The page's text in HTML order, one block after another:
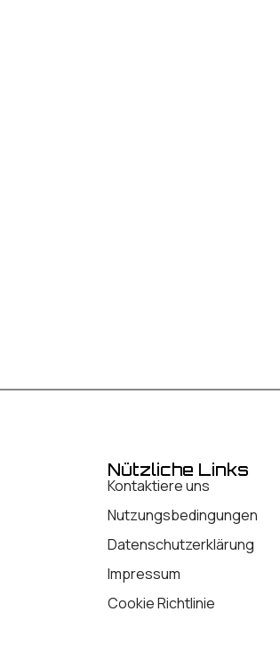
Nützliche Links
Kontaktiere uns
Nutzungsbedingungen
Datenschutzerklärung
Impressum
Cookie Richtlinie